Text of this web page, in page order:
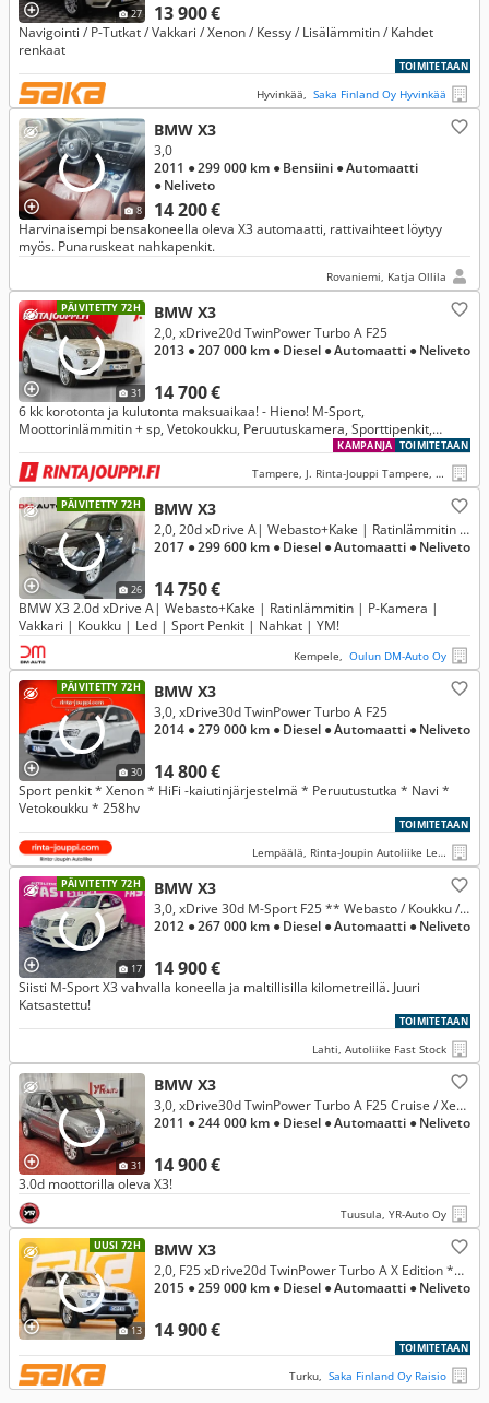
27 13 900 €
Navigointi / P-Tutkat / Vakkari / Xenon / Kessy / Lisälämmitin / Kahdet
renkaat
TOIMITETAAN
Hyvinkää, Saka Finland Oy Hyvinkää
8
BMW X3
14 200 €
3,0
2011 ● 299 000 km ● Bensiini ● Automaatti
● Neliveto
Harvinaisempi bensakoneella oleva X3 automaatti, rattivaihteet löytyy
myös. Punaruskeat nahkapenkit.
Rovaniemi, Katja Ollila
PÄIVITETTY 72H
31
BMW X3
14 700 €
2,0, xDrive20d TwinPower Turbo A F25
2013 ● 207 000 km ● Diesel ● Automaatti ● Neliveto
6 kk korotonta ja kulutonta maksuaikaa! - Hieno! M-Sport,
Moottorinlämmitin + sp, Vetokoukku, Peruutuskamera, Sporttipenkit,
TOIMITETAAN
KAMPANJA
Tampere, J. Rinta-Jouppi Tampere, Hatanpää
PÄIVITETTY 72H
26
BMW X3
14 750 €
2,0, 20d xDrive A| Webasto+Kake | Ratinlämmitin | P-Kamera | Vakkari | Koukku | Led | Sport Penkit | Nahkat | YM!
2017 ● 299 600 km ● Diesel ● Automaatti ● Neliveto
BMW X3 2.0d xDrive A| Webasto+Kake | Ratinlämmitin | P-Kamera |
Vakkari | Koukku | Led | Sport Penkit | Nahkat | YM!
Kempele, Oulun DM-Auto Oy
PÄIVITETTY 72H
30
BMW X3
14 800 €
3,0, xDrive30d TwinPower Turbo A F25
2014 ● 279 000 km ● Diesel ● Automaatti ● Neliveto
Sport penkit * Xenon * HiFi -kaiutinjärjestelmä * Peruutustutka * Navi *
Vetokoukku * 258hv
TOIMITETAAN
Lempäälä, Rinta-Joupin Autoliike Lempäälä
PÄIVITETTY 72H
17
BMW X3
14 900 €
3,0, xDrive 30d M-Sport F25 ** Webasto / Koukku / P-Kamera **
2012 ● 267 000 km ● Diesel ● Automaatti ● Neliveto
Siisti M-Sport X3 vahvalla koneella ja maltillisilla kilometreillä. Juuri
Katsastettu!
TOIMITETAAN
Lahti, Autoliike Fast Stock
31
BMW X3
14 900 €
3,0, xDrive30d TwinPower Turbo A F25 Cruise / Xenon / Urheiluistuimet / Nahkaverhoilu / Tutka / Radio Professional / Bluetoo
2011 ● 244 000 km ● Diesel ● Automaatti ● Neliveto
3.0d moottorilla oleva X3!
Tuusula, YR-Auto Oy
UUSI 72H
13
BMW X3
14 900 €
2,0, F25 xDrive20d TwinPower Turbo A X Edition ** Webasto / Sporttipenkit / Vetokoukku **
2015 ● 259 000 km ● Diesel ● Automaatti ● Neliveto
TOIMITETAAN
Turku, Saka Finland Oy Raisio